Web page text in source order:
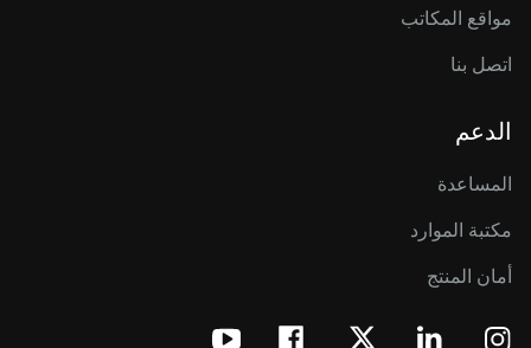
مواقع المكاتب
اتصل بنا
الدعم
المساعدة
مكتبة الموارد
أمان المنتج